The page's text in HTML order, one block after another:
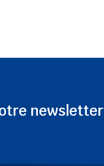
newsletter